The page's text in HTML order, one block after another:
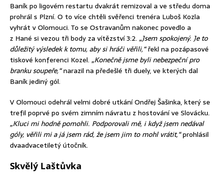
Baník po ligovém restartu dvakrát remizoval a ve středu doma
prohrál s Plzní. O to více chtěli svěřenci trenéra Luboš Kozla
vyhrát v Olomouci. To se Ostravanům nakonec povedlo a
z Hané si vezou tři body za vítězství 3:2. „Jsem spokojený. Je to
důležitý výsledek k tomu, aby si hráči věřili,“řekl na pozápasové
tiskové konferenci Kozel. „Konečně jsme byli nebezpeční pro
branku soupeře,“narazil na předešlé tři duely, ve kterých dal
Baník jediný gól.
V Olomouci odehrál velmi dobré utkání Ondřej Šašinka, který se
trefil poprvé po svém zimním návratu z hostování ve Slovácku.
„Kluci mi hodně pomohli. Podporovali mě, i když jsem nedával
góly, věřili mi a já jsem rád, že jsem jim to mohl vrátit,“prohlásil
dvaadvacetiletý útočník.
Skvělý Laštůvka